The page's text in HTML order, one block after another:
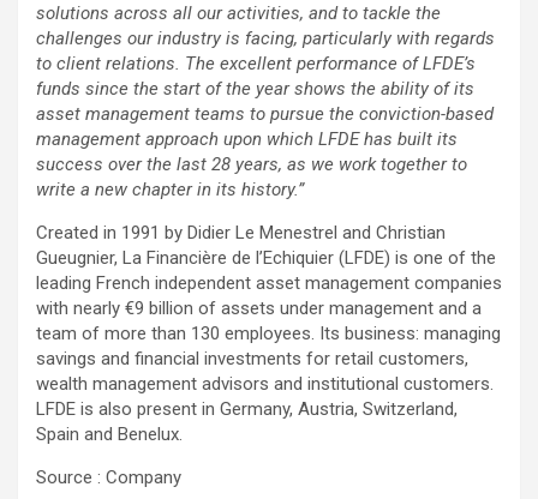
solutions across all our activities, and to tackle the
challenges our industry is facing, particularly with regards
to client relations. The excellent performance of LFDE’s
funds since the start of the year shows the ability of its
asset management teams to pursue the conviction-based
management approach upon which LFDE has built its
success over the last 28 years, as we work together to
write a new chapter in its history.”
Created in 1991 by Didier Le Menestrel and Christian
Gueugnier, La Financière de l’Echiquier (LFDE) is one of the
leading French independent asset management companies
with nearly €9 billion of assets under management and a
team of more than 130 employees. Its business: managing
savings and financial investments for retail customers,
wealth management advisors and institutional customers.
LFDE is also present in Germany, Austria, Switzerland,
Spain and Benelux.
Source : Company